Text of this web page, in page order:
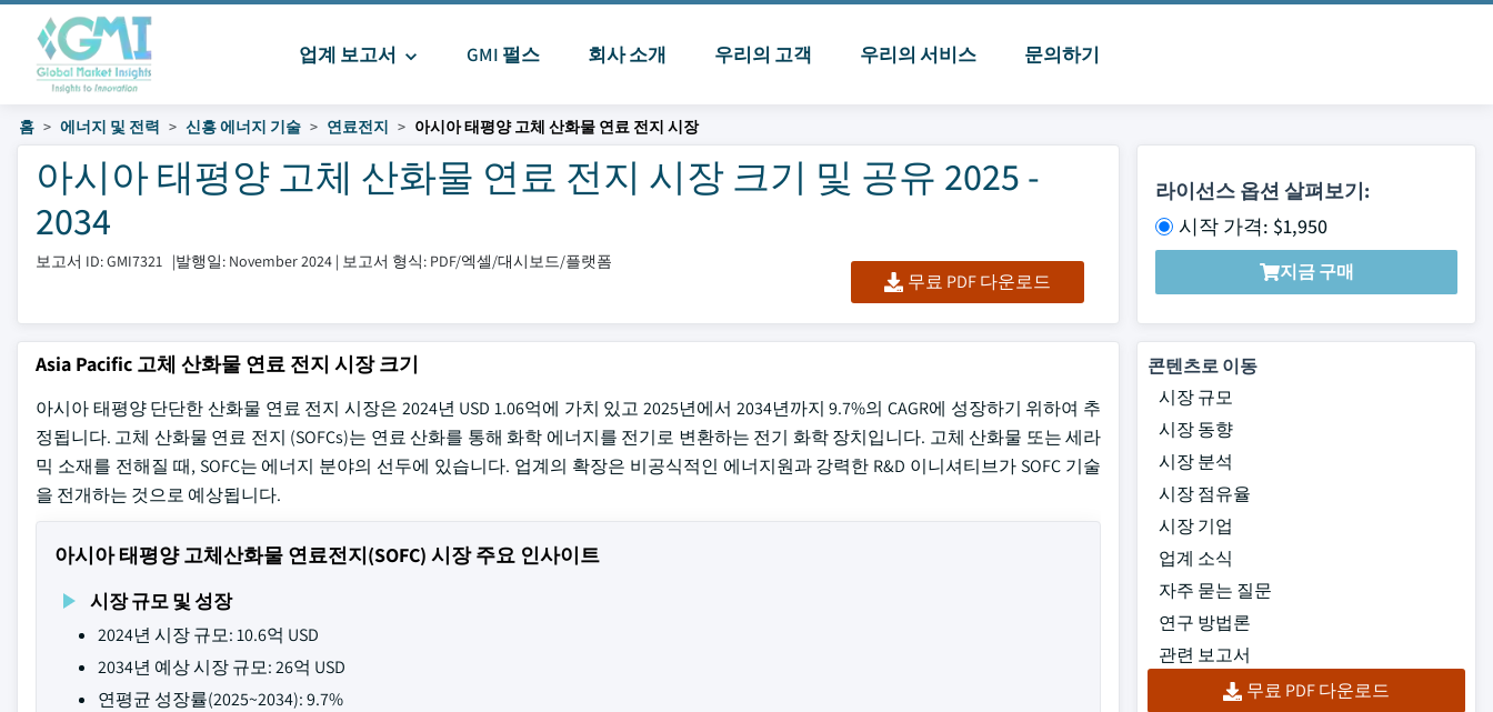
업계 보고서 GMI 펄스 회사 소개 우리의 고객 우리의 서비스 문의하기
홈 에너지 및 전력 신흥 에너지 기술 연료전지 아시아 태평양 고체 산화물 연료 전지 시장
아시아 태평양 고체 산화물 연료 전지 시장 크기 및 공유 2025 -
2034
보고서 ID: GMI7321 |발행일: November 2024 | 보고서 형식: PDF/엑셀/대시보드/플랫폼
무료 PDF 다운로드
라이선스 옵션 살펴보기:
시작 가격: $1,950
지금 구매
Asia Pacific 고체 산화물 연료 전지 시장 크기
아시아 태평양 단단한 산화물 연료 전지 시장은 2024년 USD 1.06억에 가치 있고 2025년에서 2034년까지 9.7%의 CAGR에 성장하기 위하여 추
정됩니다. 고체 산화물 연료 전지 (SOFCs)는 연료 산화를 통해 화학 에너지를 전기로 변환하는 전기 화학 장치입니다. 고체 산화물 또는 세라
믹 소재를 전해질 때, SOFC는 에너지 분야의 선두에 있습니다. 업계의 확장은 비공식적인 에너지원과 강력한 R&D 이니셔티브가 SOFC 기술
을 전개하는 것으로 예상됩니다.
아시아 태평양 고체산화물 연료전지(SOFC) 시장 주요 인사이트
시장 규모 및 성장
2024년 시장 규모: 10.6억 USD
2034년 예상 시장 규모: 26억 USD
연평균 성장률(2025~2034): 9.7%
콘텐츠로 이동
시장 규모
시장 동향
시장 분석
시장 점유율
시장 기업
업계 소식
자주 묻는 질문
연구 방법론
관련 보고서
무료 PDF 다운로드